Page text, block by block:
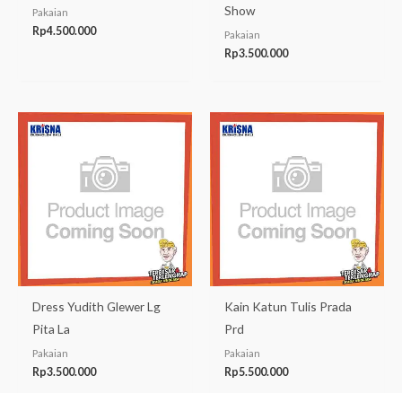
Pakaian
Rp4.500.000
Show
Pakaian
Rp3.500.000
Dress Yudith Glewer Lg
Pita La
Pakaian
Rp3.500.000
Kain Katun Tulis Prada
Prd
Pakaian
Rp5.500.000